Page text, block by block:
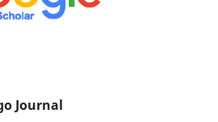
Journal